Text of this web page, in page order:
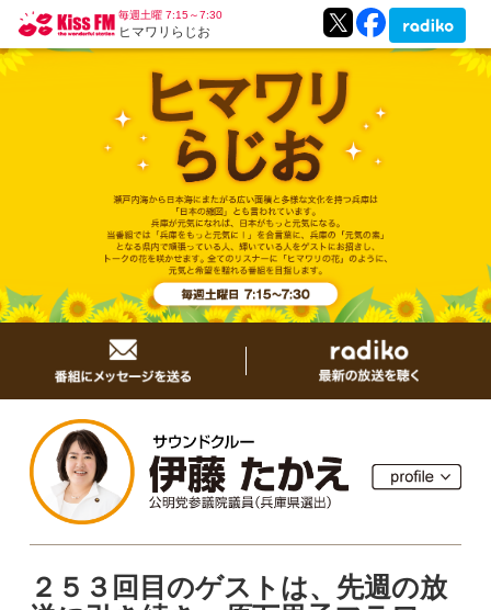
毎週土曜 7:15～7:30
ヒマワリらじお
２５３回目のゲストは、先週の放